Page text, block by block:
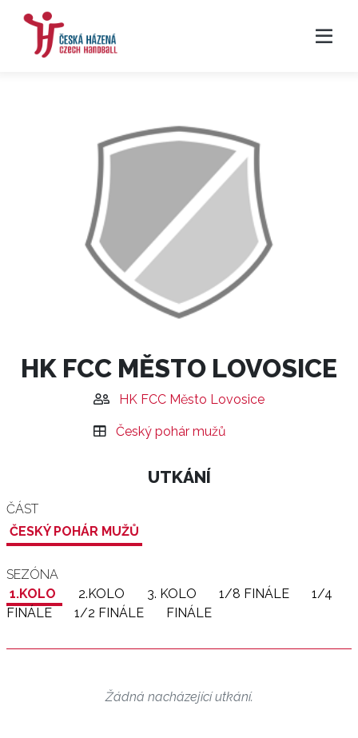
HK FCC MĚSTO LOVOSICE
HK FCC Město Lovosice
Český pohár mužů
UTKÁNÍ
ČÁST
ČESKÝ POHÁR MUŽŮ
SEZÓNA
1.KOLO
2.KOLO 3. KOLO 1/8 FINÁLE
1/4
FINÁLE
1/2 FINÁLE FINÁLE
Žádná nacházející utkání.